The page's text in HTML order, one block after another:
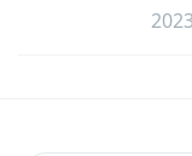
速找